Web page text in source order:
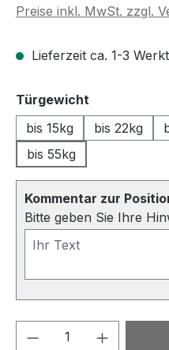
Preise inkl. MwSt. zzgl.
Lieferzeit ca. 1-3
Türgewicht
bis 15kg
bis 22kg
bis 55kg
Kommentar zur
Bitte geben Sie Ihre
Produkt Anzahl: